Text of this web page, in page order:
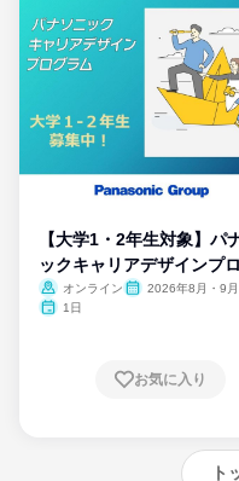
【大学1・2年生対象】パ
ックキャリアデザインプ
ム
オンライン
2026年8月・9
1日
お気に入り
ト